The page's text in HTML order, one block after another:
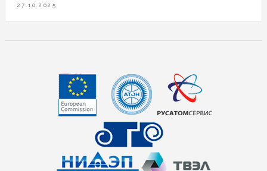
27.10.2025